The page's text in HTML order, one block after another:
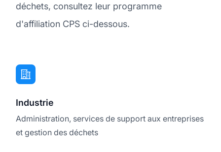
déchets, consultez leur programme
d'affiliation CPS ci-dessous.
Industrie
Administration, services de support aux entreprises
et gestion des déchets